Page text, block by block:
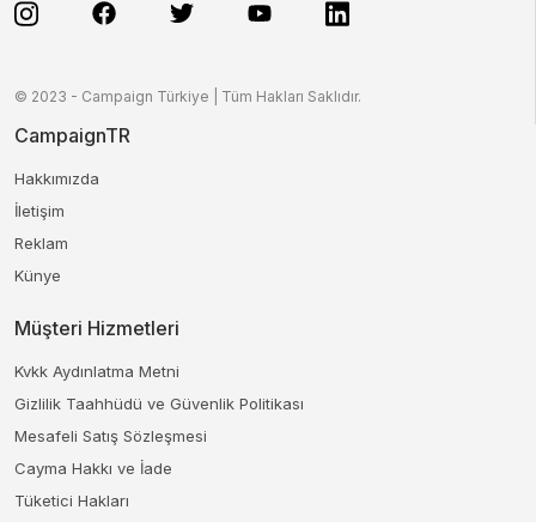
© 2023 - Campaign Türkiye | Tüm Hakları Saklıdır.
CampaignTR
Hakkımızda
İletişim
Reklam
Künye
Müşteri Hizmetleri
Kvkk Aydınlatma Metni
Gizlilik Taahhüdü ve Güvenlik Politikası
Mesafeli Satış Sözleşmesi
Cayma Hakkı ve İade
Tüketici Hakları